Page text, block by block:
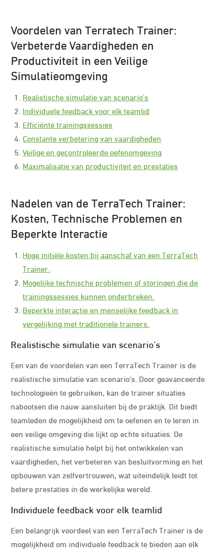
Voordelen van Terratech Trainer:
Verbeterde Vaardigheden en
Productiviteit in een Veilige
Simulatieomgeving
Realistische simulatie van scenario’s
Individuele feedback voor elk teamlid
Efficiënte trainingssessies
Constante verbetering van vaardigheden
Veilige en gecontroleerde oefenomgeving
Maximalisatie van productiviteit en prestaties
Nadelen van de TerraTech Trainer:
Kosten, Technische Problemen en
Beperkte Interactie
Hoge initiële kosten bij aanschaf van een TerraTech
Trainer.
Mogelijke technische problemen of storingen die de
trainingssessies kunnen onderbreken.
Beperkte interactie en menselijke feedback in
vergelijking met traditionele trainers.
Realistische simulatie van scenario’s
Een van de voordelen van een TerraTech Trainer is de
realistische simulatie van scenario’s. Door geavanceerde
technologieën te gebruiken, kan de trainer situaties
nabootsen die nauw aansluiten bij de praktijk. Dit biedt
teamleden de mogelijkheid om te oefenen en te leren in
een veilige omgeving die lijkt op echte situaties. De
realistische simulatie helpt bij het ontwikkelen van
vaardigheden, het verbeteren van besluitvorming en het
opbouwen van zelfvertrouwen, wat uiteindelijk leidt tot
betere prestaties in de werkelijke wereld.
Individuele feedback voor elk teamlid
Een belangrijk voordeel van een TerraTech Trainer is de
mogelijkheid om individuele feedback te bieden aan elk